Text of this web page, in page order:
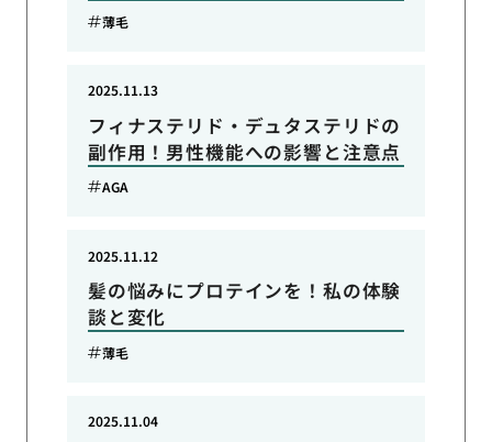
薄毛
フィナステリド・デュタステリドの
副作用！男性機能への影響と注意点
2025.11.13
AGA
髪の悩みにプロテインを！私の体験
談と変化
2025.11.12
薄毛
2025.11.04